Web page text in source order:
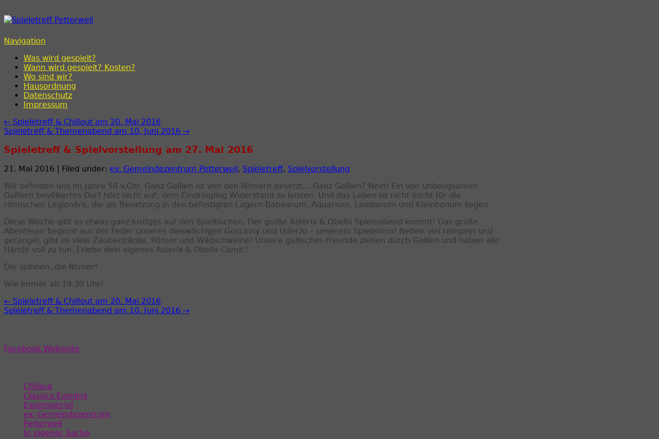
Navigation
Was wird gespielt?
Wann wird gespielt? Kosten?
Wo sind wir?
Hausordnung
Datenschutz
Impressum
← Spieletreff & Chillout am 20. Mai 2016
Spieletreff & Themenabend am 10. Juni 2016 →
Spieletreff & Spielvorstellung am 27. Mai 2016
21. Mai 2016 | Filed under: ev. Gemeindezentrum Petterweil , Spieletreff, Spielvorstellung
Wir befinden uns im Jahre 50 v.Chr. Ganz Gallien ist von den Römern besetzt… Ganz Gallien? Nein! Ein von unbeugsamen
Galliern bevölkertes Dorf hört nicht auf, dem Eindringling Widerstand zu leisten. Und das Leben ist nicht leicht für die
römischen Legionäre, die als Besatzung in den befestigten Lagern Babaorum, Aquarium, Laudanum und Kleinbonum liegen.
Diese Woche gibt es etwas ganz lustiges auf den Spieltischen. Der große Asterix & Obelix Spieleabend kommt! Das große
Abenteuer beginnt aus der Feder unseres dieswöchigen Goscinny und Uderzo – unserem Spielenino! Neben viel rempeln und
gerangel, gibt es viele Zaubertränke, Römer und Wildschweine! Unsere gallisches Freunde ziehen durch Gallien und haben alle
Hände voll zu tun. Erlebe dein eigenes Asterix & Obelix Comic!
Die spinnen, die Römer!
Wie immer ab 19:30 Uhr!
← Spieletreff & Chillout am 20. Mai 2016
Spieletreff & Themenabend am 10. Juni 2016 →
Facebook Webseite
Chillout
Classics Evening
Essenspecial
ev. Gemeindezentrum
Petterweil
In eigener Sache